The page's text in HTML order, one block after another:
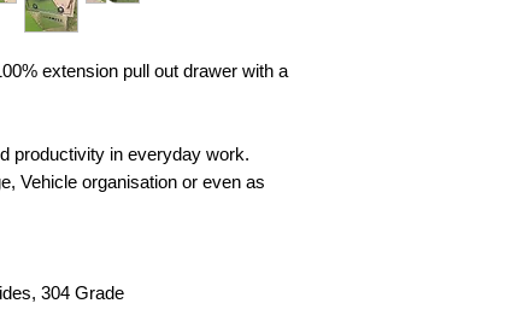
extension pull out drawer with a
productivity in everyday work.
Vehicle organisation or even as
304 Grade